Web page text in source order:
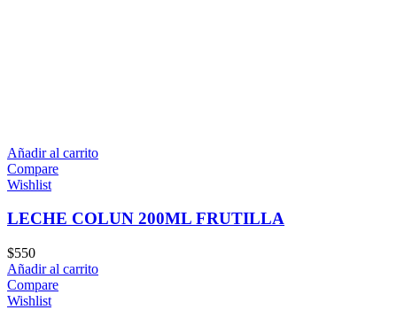
Añadir al carrito
Compare
Wishlist
LECHE COLUN 200ML FRUTILLA
$550
Añadir al carrito
Compare
Wishlist